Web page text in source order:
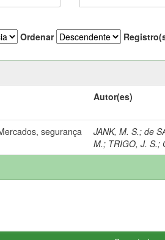
Ordenar
Autor(es)
segurança
JANK, M. S.;de
M.; TRIGO, J. S.;